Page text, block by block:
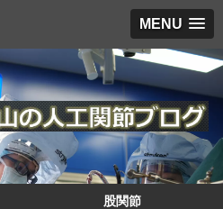
MENU
股関節